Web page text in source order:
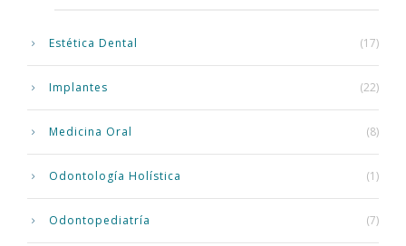
Estética Dental (17)
Implantes (22)
Medicina Oral (8)
Odontología Holística (1)
Odontopediatría (7)